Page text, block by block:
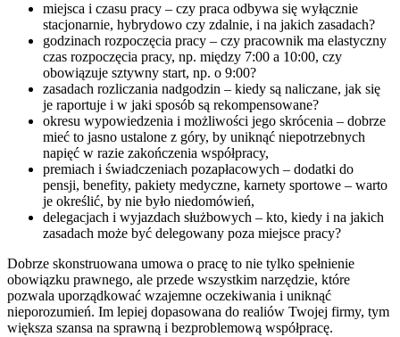
miejsca i czasu pracy – czy praca odbywa się wyłącznie
stacjonarnie, hybrydowo czy zdalnie, i na jakich zasadach?
godzinach rozpoczęcia pracy – czy pracownik ma elastyczny
czas rozpoczęcia pracy, np. między 7:00 a 10:00, czy
obowiązuje sztywny start, np. o 9:00?
zasadach rozliczania nadgodzin – kiedy są naliczane, jak się
je raportuje i w jaki sposób są rekompensowane?
okresu wypowiedzenia i możliwości jego skrócenia – dobrze
mieć to jasno ustalone z góry, by uniknąć niepotrzebnych
napięć w razie zakończenia współpracy,
premiach i świadczeniach pozapłacowych – dodatki do
pensji, benefity, pakiety medyczne, karnety sportowe – warto
je określić, by nie było niedomówień,
delegacjach i wyjazdach służbowych – kto, kiedy i na jakich
zasadach może być delegowany poza miejsce pracy?
Dobrze skonstruowana umowa o pracę to nie tylko spełnienie
obowiązku prawnego, ale przede wszystkim narzędzie, które
pozwala uporządkować wzajemne oczekiwania i uniknąć
nieporozumień. Im lepiej dopasowana do realiów Twojej firmy, tym
większa szansa na sprawną i bezproblemową współpracę.